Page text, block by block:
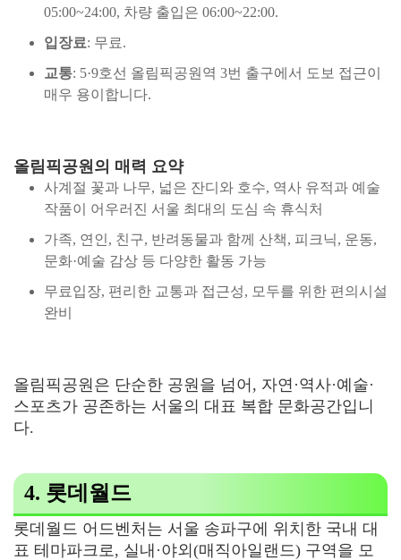
05:00~24:00, 차량 출입은 06:00~22:00.
입장료: 무료.
교통: 5·9호선 올림픽공원역 3번 출구에서 도보 접근이
매우 용이합니다.
올림픽공원의 매력 요약
사계절 꽃과 나무, 넓은 잔디와 호수, 역사 유적과 예술
작품이 어우러진 서울 최대의 도심 속 휴식처
가족, 연인, 친구, 반려동물과 함께 산책, 피크닉, 운동,
문화·예술 감상 등 다양한 활동 가능
무료입장, 편리한 교통과 접근성, 모두를 위한 편의시설
완비
올림픽공원은 단순한 공원을 넘어, 자연·역사·예술·
스포츠가 공존하는 서울의 대표 복합 문화공간입니
다.
4. 롯데월드
롯데월드 어드벤처는 서울 송파구에 위치한 국내 대
표 테마파크로, 실내·야외(매직아일랜드) 구역을 모